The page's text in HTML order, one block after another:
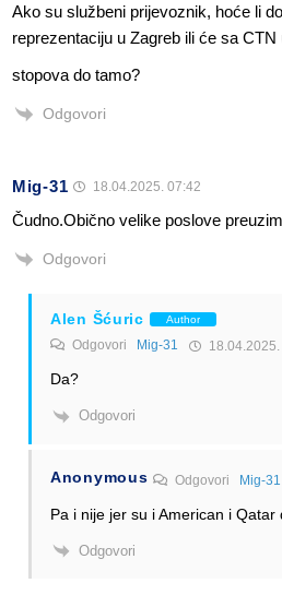
Ako su službeni prijevoznik, hoće li
reprezentaciju u Zagreb ili će sa
stopova do tamo?
Odgovori
Mig-31 18.04.2025. 07:42
Čudno.Obično velike poslove
Odgovori
Alen Šćuric Author
Odgovori Mig-31
Da?
Odgovori
Anonymous Odgovori Mig-31
Pa i nije jer su i American i Qatar
Odgovori